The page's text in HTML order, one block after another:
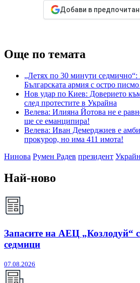
Добави в
Още по темата
„Летях по 30 минути
Българската армия с остро
Нов удар по Киев: Доверието
след протестите в Украйна
Велева: Илияна Йотова не е
ще се еманципира!
Велева: Иван Демерджиев е
прокурор, но има 411 имота!
Нинова Румен Радев президент
Най-ново
Запасите на АЕЦ „Козлодуй“
седмици
07.08.2026